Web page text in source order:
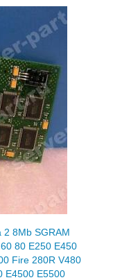
2 8Mb SGRAM
80 E250 E450
Fire 280R V480
E4500 E5500